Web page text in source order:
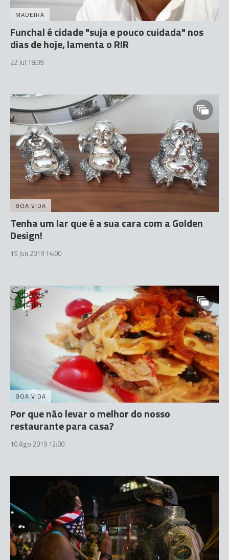
MADEIRA
Funchal é cidade "suja e pouco cuidada" nos
dias de hoje, lamenta o RIR
22 Jul 18:09
BOA VIDA
Tenha um lar que é a sua cara com a Golden
Design!
15 Jun 2019 14:00
BOA VIDA
Por que não levar o melhor do nosso
restaurante para casa?
10 Ago 2019 12:00